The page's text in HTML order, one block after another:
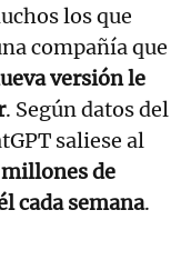
los que
compañía que
versión le
. Según datos del
saliese al
de
cada semana.